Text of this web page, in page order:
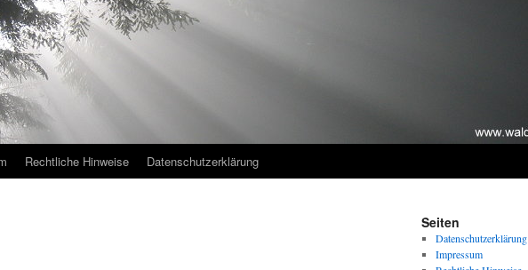
Rechtliche Hinweise Datenschutzerklärung
Seiten
Datenschutzerklärung
Impressum